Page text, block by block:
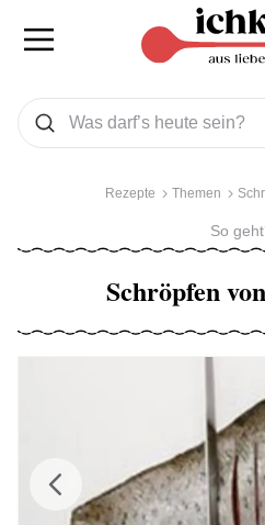
Was wollen Sie suchen
Suchen
Rezepte Themen
So
Schröpfen
Previous